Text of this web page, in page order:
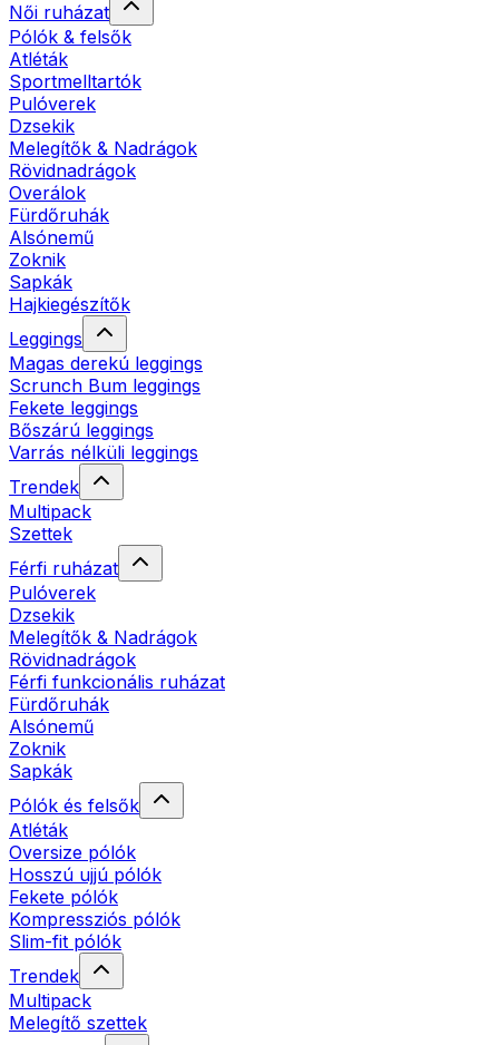
Női ruházat
Pólók & felsők
Atléták
Sportmelltartók
Pulóverek
Dzsekik
Melegítők & Nadrágok
Rövidnadrágok
Overálok
Fürdőruhák
Alsónemű
Zoknik
Sapkák
Hajkiegészítők
Leggings
Magas derekú leggings
Scrunch Bum leggings
Fekete leggings
Bőszárú leggings
Varrás nélküli leggings
Trendek
Multipack
Szettek
Férfi ruházat
Pulóverek
Dzsekik
Melegítők & Nadrágok
Rövidnadrágok
Férfi funkcionális ruházat
Fürdőruhák
Alsónemű
Zoknik
Sapkák
Pólók és felsők
Atléták
Oversize pólók
Hosszú ujjú pólók
Fekete pólók
Kompressziós pólók
Slim-fit pólók
Trendek
Multipack
Melegítő szettek